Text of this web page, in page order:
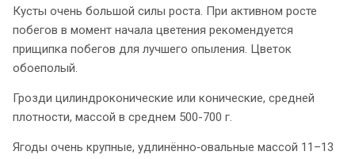
Кусты очень большой силы роста. При активном росте
побегов в момент начала цветения рекомендуется
прищипка побегов для лучшего опыления. Цветок
обоеполый.
Грозди цилиндроконические или конические, средней
плотности, массой в среднем 500-700 г.
Ягоды очень крупные, удлинённо‑овальные массой 11–13